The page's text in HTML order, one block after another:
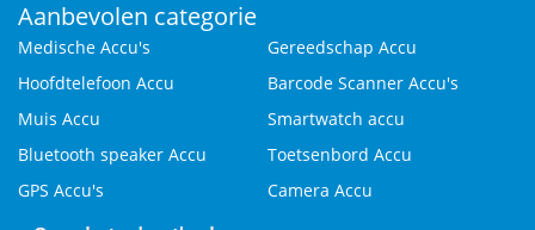
Aanbevolen categorie
Medische Accu's
Gereedschap Accu
Hoofdtelefoon Accu
Barcode Scanner Accu's
Muis Accu
Smartwatch accu
Bluetooth speaker Accu
Toetsenbord Accu
GPS Accu's
Camera Accu